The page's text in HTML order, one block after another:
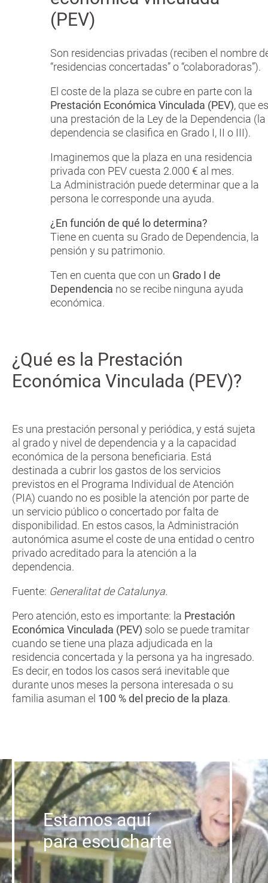
(PEV)
Son residencias privadas (reciben el nombre
“residencias concertadas” o “colaboradoras”).
El coste de la plaza se cubre en parte con la
Prestación Económica Vinculada (PEV), que es
una prestación de la Ley de la Dependencia (la
dependencia se clasifica en Grado I, II o III).
Imaginemos que la plaza en una residencia
privada con PEV cuesta 2.000 € al mes.
La Administración puede determinar que a la
persona le corresponde una ayuda.
¿En función de qué lo determina?
Tiene en cuenta su Grado de Dependencia, la
pensión y su patrimonio.
Ten en cuenta que con un Grado I de
Dependencia no se recibe ninguna ayuda
económica.
¿Qué es la Prestación
Económica Vinculada (PEV)?
Es una prestación personal y periódica, y está sujeta
al grado y nivel de dependencia y a la capacidad
económica de la persona beneficiaria. Está
destinada a cubrir los gastos de los servicios
previstos en el Programa Individual de Atención
(PIA) cuando no es posible la atención por parte de
un servicio público o concertado por falta de
disponibilidad. En estos casos, la Administración
autonómica asume el coste de una entidad o centro
privado acreditado para la atención a la
dependencia.
Fuente: Generalitat de Catalunya.
Pero atención, esto es importante: la Prestación
Económica Vinculada (PEV) solo se puede tramitar
cuando se tiene una plaza adjudicada en la
residencia concertada y la persona ya ha ingresado.
Es decir, en todos los casos será inevitable que
durante unos meses la persona interesada o su
familia asuman el 100 % del precio de la plaza.
Estamos aquí
para escucharte